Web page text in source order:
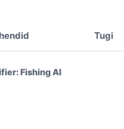
Tugi
Fishing AI